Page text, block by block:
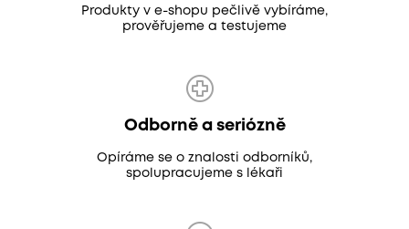
Produkty v e-shopu pečlivě vybíráme,
prověřujeme a testujeme
Odborně a seriózně
Opíráme se o znalosti odborníků,
spolupracujeme s lékaři